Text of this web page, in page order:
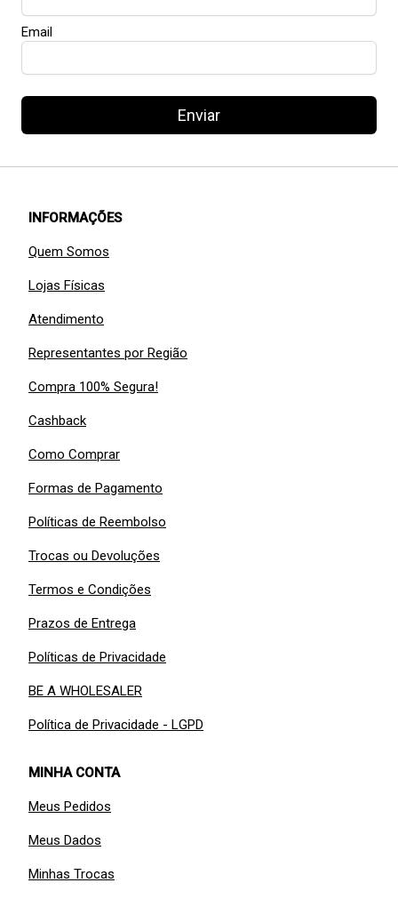
Email
Enviar
INFORMAÇÕES
Quem Somos
Lojas Físicas
Atendimento
Representantes por Região
Compra 100% Segura!
Cashback
Como Comprar
Formas de Pagamento
Políticas de Reembolso
Trocas ou Devoluções
Termos e Condições
Prazos de Entrega
Políticas de Privacidade
BE A WHOLESALER
Política de Privacidade - LGPD
MINHA CONTA
Meus Pedidos
Meus Dados
Minhas Trocas